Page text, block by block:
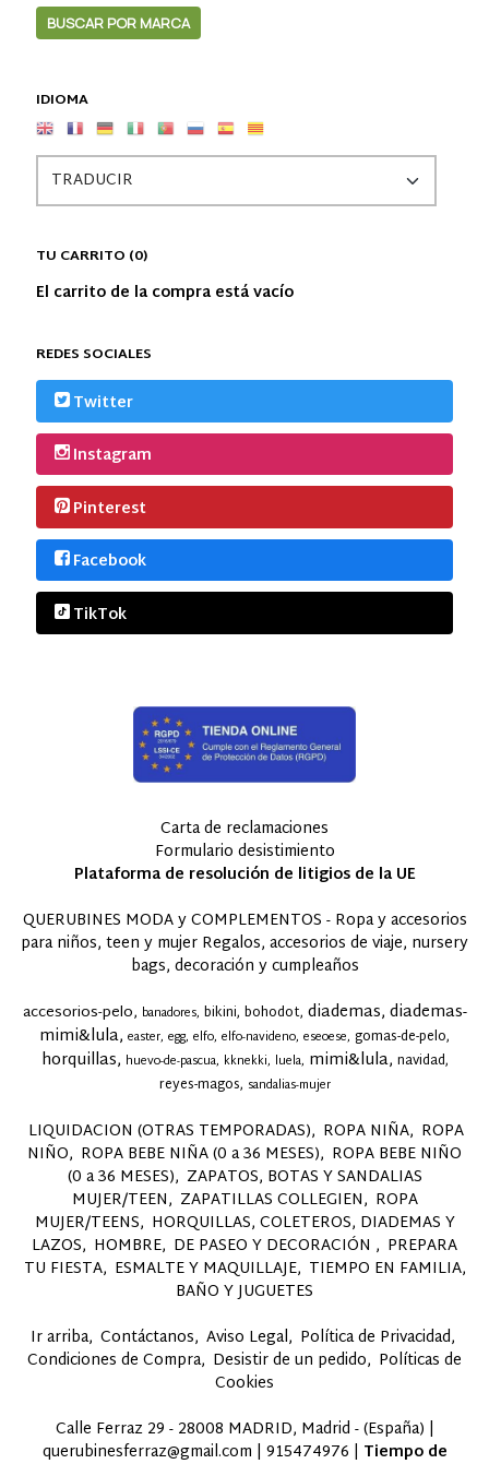
IDIOMA
TU CARRITO (0)
El carrito de la compra está vacío
REDES SOCIALES
Twitter
Instagram
Pinterest
Facebook
TikTok
Carta de reclamaciones
Formulario desistimiento
Plataforma de resolución de litigios de la UE
QUERUBINES MODA y COMPLEMENTOS - Ropa y accesorios
para niños, teen y mujer Regalos, accesorios de viaje, nursery
bags, decoración y cumpleaños
accesorios-pelo banadores bikini bohodot diademas diademas-
mimi&lula easter egg elfo elfo-navideno eseoese gomas-de-pelo
horquillas huevo-de-pascua kknekki luela mimi&lula navidad
reyes-magos sandalias-mujer
LIQUIDACION (OTRAS TEMPORADAS) ROPA NIÑA ROPA
NIÑO ROPA BEBE NIÑA (0 a 36 MESES) ROPA BEBE NIÑO
(0 a 36 MESES) ZAPATOS, BOTAS Y SANDALIAS
MUJER/TEEN ZAPATILLAS COLLEGIEN ROPA
MUJER/TEENS HORQUILLAS, COLETEROS, DIADEMAS Y
LAZOS HOMBRE DE PASEO Y DECORACIÓN
PREPARA
TU FIESTA ESMALTE Y MAQUILLAJE TIEMPO EN FAMILIA,
BAÑO Y JUGUETES
Ir arriba Contáctanos Aviso Legal Política de Privacidad
Condiciones de Compra Desistir de un pedido Políticas de
Cookies
Calle Ferraz 29 - 28008 MADRID, Madrid - (España) |
querubinesferraz@gmail.com | 915474976 | Tiempo de